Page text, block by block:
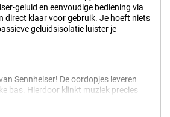
geluid en eenvoudige bediening via
direct klaar voor gebruik. Je hoeft niets
geluidsisolatie luister je
Sennheiser! De oordopjes leveren
bas. Hierdoor klinkt muziek precies